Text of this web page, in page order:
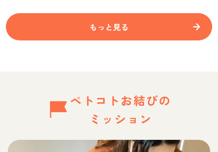
もっと見る
ペトコトお結びの
ミッション